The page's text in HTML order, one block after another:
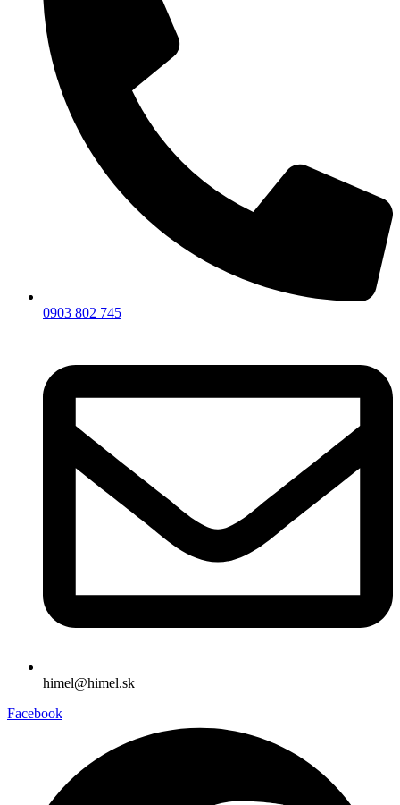
0903 802 745
himel@himel.sk
Facebook